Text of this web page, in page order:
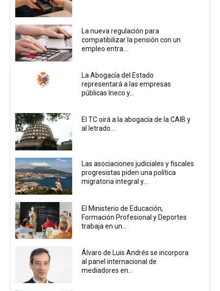
La nueva regulación para
compatibilizar la pensión con un
empleo entra...
La Abogacía del Estado
representará a las empresas
públicas Ineco y...
El TC oirá a la abogacía de la CAIB y
al letrado...
Las asociaciones judiciales y fiscales
progresistas piden una política
migratoria integral y...
El Ministerio de Educación,
Formación Profesional y Deportes
trabaja en un...
Álvaro de Luis Andrés se incorpora
al panel internacional de
mediadores en...